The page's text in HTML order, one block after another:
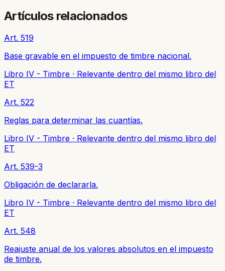
Artículos relacionados
Art. 519
Base gravable en el impuesto de timbre nacional.
Libro IV - Timbre · Relevante dentro del mismo libro del
ET
Art. 522
Reglas para determinar las cuantías.
Libro IV - Timbre · Relevante dentro del mismo libro del
ET
Art. 539-3
Obligación de declararla.
Libro IV - Timbre · Relevante dentro del mismo libro del
ET
Art. 548
Reajuste anual de los valores absolutos en el impuesto
de timbre.